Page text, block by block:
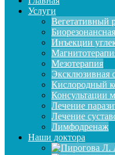
Услуги
Вегетативный
Инъекции
Мезотерапия
Эксклюзивная
Кислородный
Консультации
Лечение
Лечение
Лимфодренаж
Наши доктора